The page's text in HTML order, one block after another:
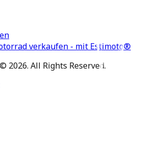
verkaufen - mit Estimoto®
2026. All Rights Reserved.